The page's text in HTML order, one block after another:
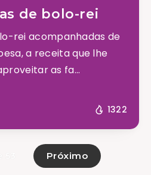
de bolo-rei
rei acompanhadas de
a receita que lhe
as fa...
1322
Próximo